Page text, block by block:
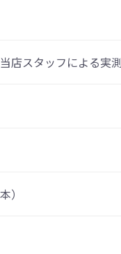
店スタッフによる実測
）